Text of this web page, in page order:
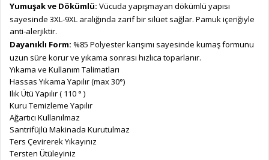
Yumuşak ve Dökümlü: Vücuda yapışmayan dökümlü yapısı
sayesinde 3XL-9XL aralığında zarif bir silüet sağlar. Pamuk içeriğiyle
anti-alerjiktir.
Dayanıklı Form: %85 Polyester karışımı sayesinde kumaş formunu
uzun süre korur ve yıkama sonrası hızlıca toparlanır.
Yıkama ve Kullanım Talimatları
Hassas Yıkama Yapılır (max 30°)
Ilık Ütü Yapılır ( 110 ° )
Kuru Temizleme Yapılır
Ağartıcı Kullanılmaz
Santrifüjlü Makinada Kurutulmaz
Ters Çevirerek Yıkayınız
Tersten Ütüleyiniz